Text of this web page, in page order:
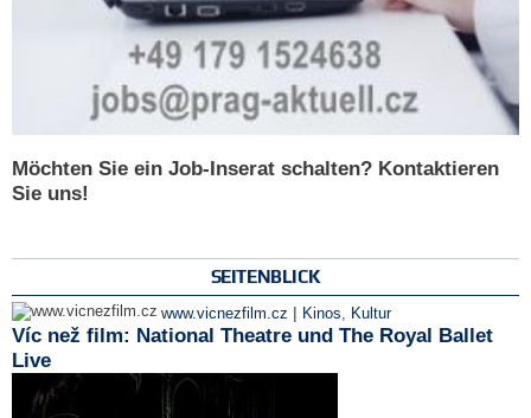
Möchten Sie ein Job-Inserat schalten? Kontaktieren
Sie uns!
SEITENBLICK
www.vicnezfilm.cz | Kinos, Kultur
Víc než film: National Theatre und The Royal Ballet
Live